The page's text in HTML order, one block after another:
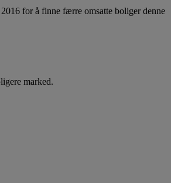
for å finne færre omsatte boliger denne
marked.